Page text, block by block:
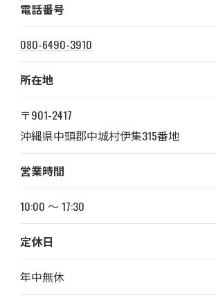
電話番号
080-6490-3910
所在地
〒901-2417
沖縄県中頭郡中城村伊集315番地
営業時間
10:00 〜 17:30
定休日
年中無休